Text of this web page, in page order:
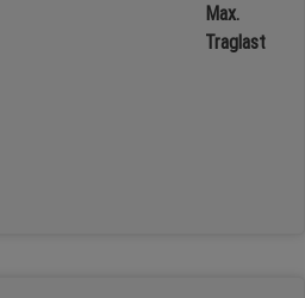
Max.
Traglast